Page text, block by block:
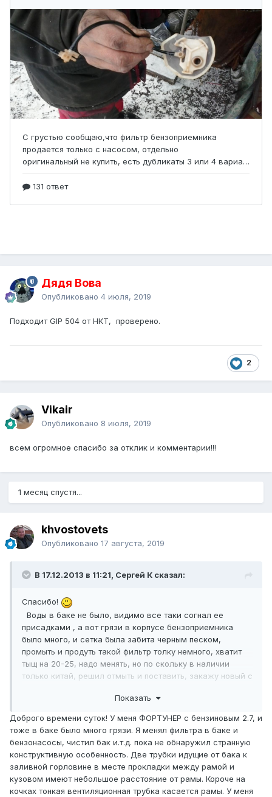
Дядя Вова
Опубликовано 4 июля, 2019
Подходит GIP 504 от НКТ, проверено.
2
Vikair
Опубликовано 8 июля, 2019
всем огромное спасибо за отклик и комментарии!!!
1 месяц спустя...
khvostovets
Опубликовано 17 августа, 2019
В 17.12.2013 в 11:21, Сергей К сказал:
Спасибо!
Воды в баке не было, видимо все таки согнал ее
присадками , а вот грязи в корпусе бензоприемника
было много, и сетка была забита черным песком,
промыть и продуть такой фильтр толку немного, хватит
тыщ на 20-25, надо менять, но по скольку в наличии
только китай, решил отмыть и поставить, закажу новый с
Показать
Доброго времени суток! У меня ФОРТУНЕР с бензиновым 2.7, и
тоже в баке было много грязи. Я менял фильтра в баке и
бензонасосы, чистил бак и.т.д. пока не обнаружил странную
конструктивную особенность. Две трубки идущие от бака к
заливной горловине в месте прокладки между рамой и
кузовом имеют небольшое расстояние от рамы. Короче на
кочках тонкая вентиляционная трубка касается рамы. У меня